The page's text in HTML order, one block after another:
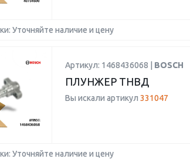
Уточняйте наличие и цену
Артикул: 1468436068 | BOSCH
ПЛУНЖЕР ТНВД
Вы искали артикул 331047
Уточняйте наличие и цену